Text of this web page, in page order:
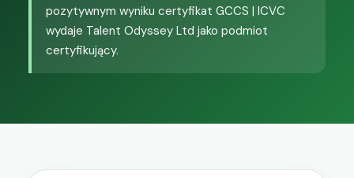
pozytywnym wyniku certyfikat GCCS | ICVC
wydaje Talent Odyssey Ltd jako podmiot
certyfikujący.